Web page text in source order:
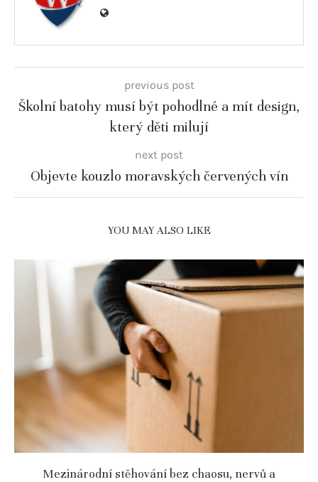
previous post
Školní batohy musí být pohodlné a mít design,
který děti milují
next post
Objevte kouzlo moravských červených vín
YOU MAY ALSO LIKE
Mezinárodní stěhování bez chaosu, nervů a